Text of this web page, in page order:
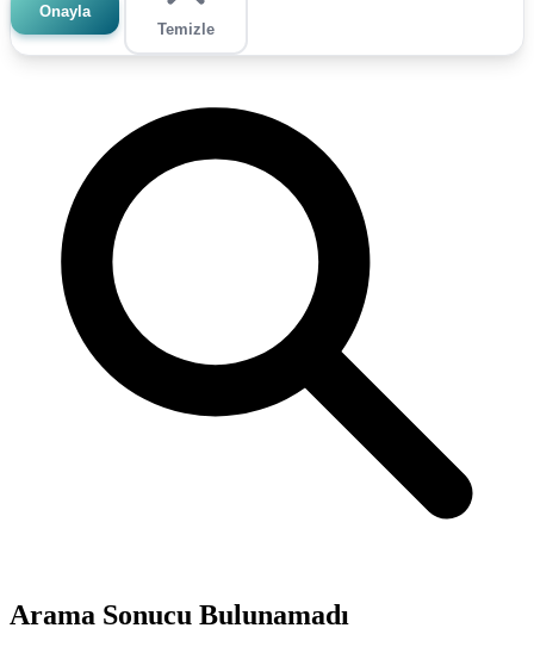
Onayla
Temizle
Arama Sonucu Bulunamadı